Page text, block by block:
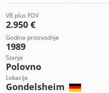
VB plus PDV
2.950 €
Godina proizvodnje
1989
Stanje
Polovno
Lokacija
Gondelsheim